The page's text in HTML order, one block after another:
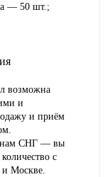
— 50 шт.;
возможна
и
и приём
СНГ — вы
с
и Москве.